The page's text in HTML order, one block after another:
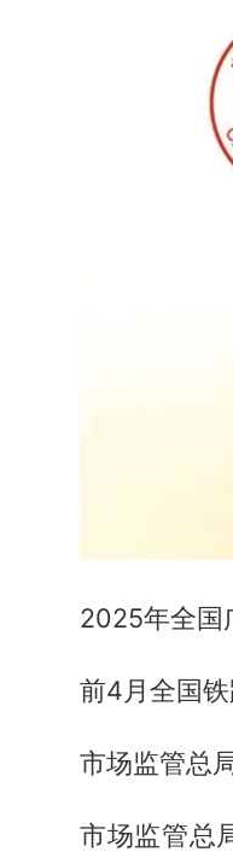
2025年全国
前4月全国
市场监管总
市场监管总